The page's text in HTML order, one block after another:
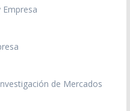
Empresa
de Mercados